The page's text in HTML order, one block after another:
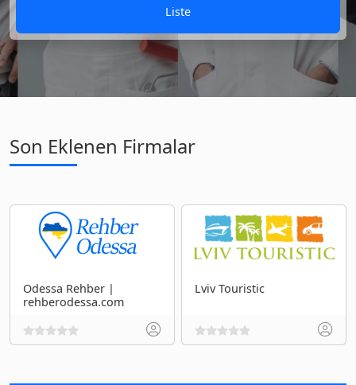
Liste
Son Eklenen Firmalar
Odessa Rehber |
rehberodessa.com
Lviv Touristic